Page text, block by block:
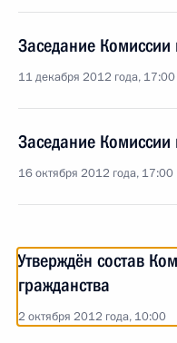
Заседание Комиссии
11 декабря 2012 года, 17:00
Заседание Комиссии
16 октября 2012 года, 17:00
Утверждён состав
гражданства
2 октября 2012 года, 10:00